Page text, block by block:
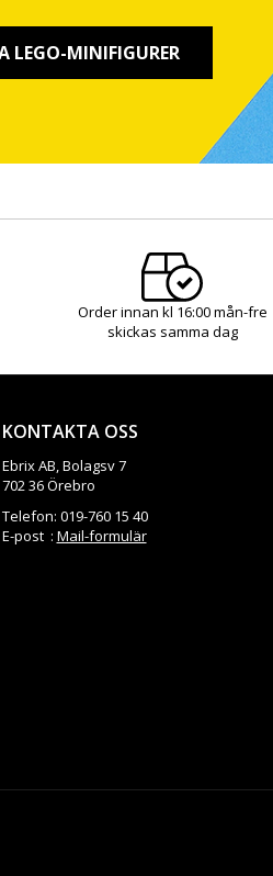
LEGO-MINIFIGURER
Order innan kl 16:00 mån-fre
skickas samma dag
KONTAKTA OSS
Ebrix AB, Bolagsv 7
702 36 Örebro
Telefon: 019-760 15 40
E-post : Mail-formulär